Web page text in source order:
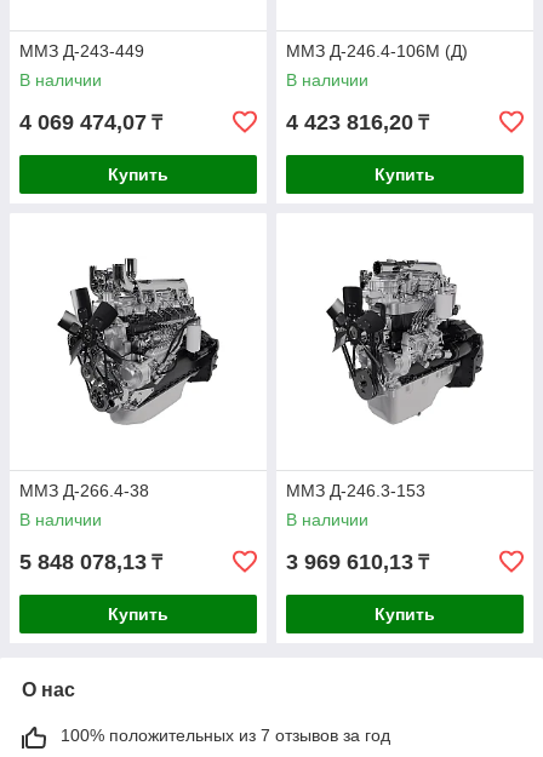
ММЗ Д-243-449
В наличии
4 069 474,07 ₸
Купить
ММЗ Д-246.4-106М (Д)
В наличии
4 423 816,20 ₸
Купить
ММЗ Д-266.4-38
В наличии
5 848 078,13 ₸
Купить
ММЗ Д-246.3-153
В наличии
3 969 610,13 ₸
Купить
О нас
100% положительных из 7 отзывов за год